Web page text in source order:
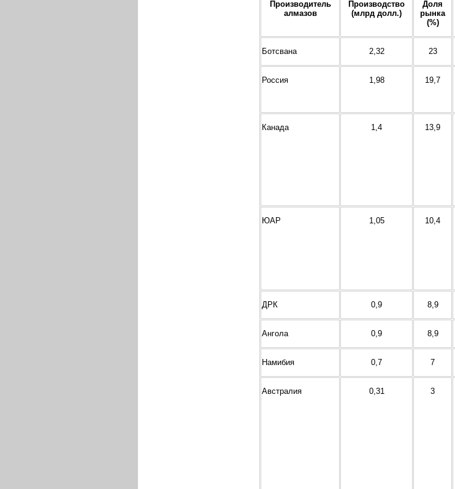
Производитель
алмазов
Производство
(млрд долл.)
Доля
рынка
(%)
Ботсвана 2,32 23
Россия 1,98 19,7
Канада 1,4 13,9
ЮАР 1,05 10,4
ДРК 0,9 8,9
Ангола 0,9 8,9
Намибия 0,7 7
Австралия 0,31 3